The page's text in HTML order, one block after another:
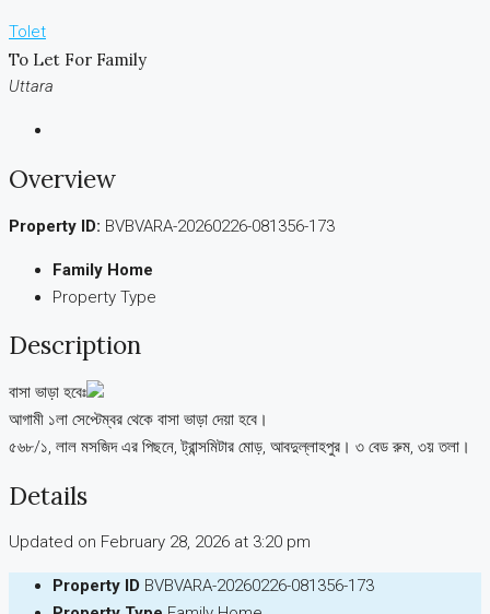
Tolet
To Let For Family
Uttara
Overview
Property ID: BVBVARA-20260226-081356-173
Family Home
Property Type
Description
বাসা ভাড়া হবেঃ
আগামী ১লা সেপ্টেম্বর থেকে বাসা ভাড়া দেয়া হবে।
৫৬৮/১, লাল মসজিদ এর পিছনে, ট্রান্সমিটার মোড়, আবদুল্লাহপুর। ৩ বেড রুম, ৩য় তলা।
Details
Updated on February 28, 2026 at 3:20 pm
Property ID BVBVARA-20260226-081356-173